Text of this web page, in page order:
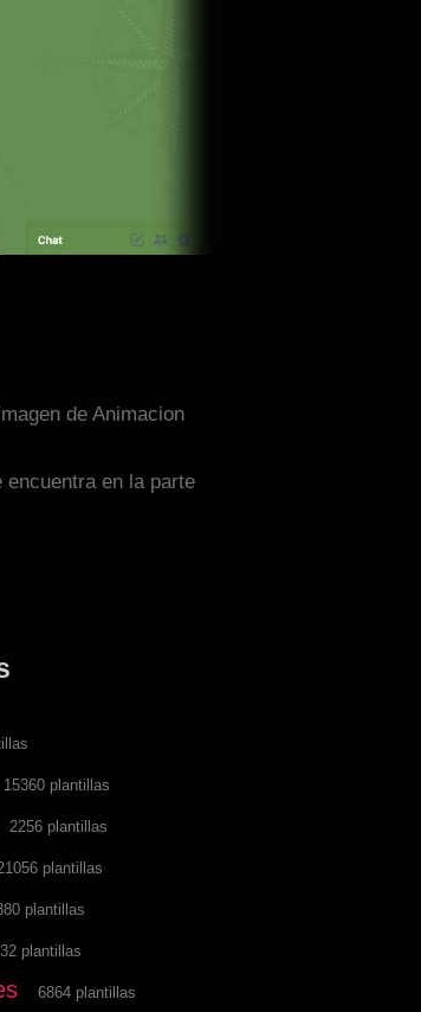
de Animacion
en la parte
15360 plantillas
2256 plantillas
plantillas
plantillas
plantillas
6864 plantillas